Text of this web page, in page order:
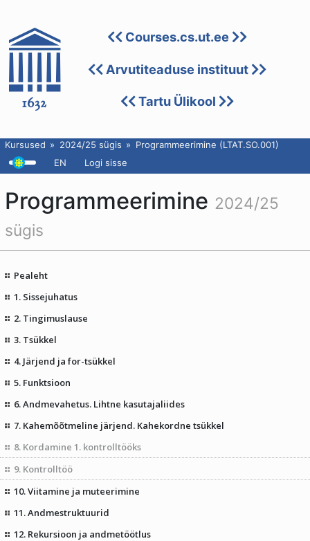
Courses.cs.ut.ee
Arvutiteaduse instituut
Tartu Ülikool
Kursused 2024/25 sügis
Programmeerimine (LTAT.SO.001)
EN
Logi sisse
Programmeerimine 2024/25
sügis
Pealeht
1. Sissejuhatus
2. Tingimuslause
3. Tsükkel
4. Järjend ja for-tsükkel
5. Funktsioon
6. Andmevahetus. Lihtne kasutajaliides
7. Kahemõõtmeline järjend. Kahekordne tsükkel
8. Kordamine 1. kontrolltööks
9. Kontrolltöö
10. Viitamine ja muteerimine
11. Andmestruktuurid
12. Rekursioon ja andmetöötlus